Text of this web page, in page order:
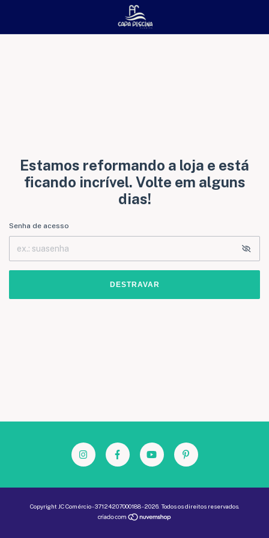
Estamos reformando a loja e está
ficando incrível. Volte em alguns
dias!
Senha de acesso
DESTRAVAR
Copyright JC Comércio - 37124207000188 - 2026. Todos os direitos reservados.